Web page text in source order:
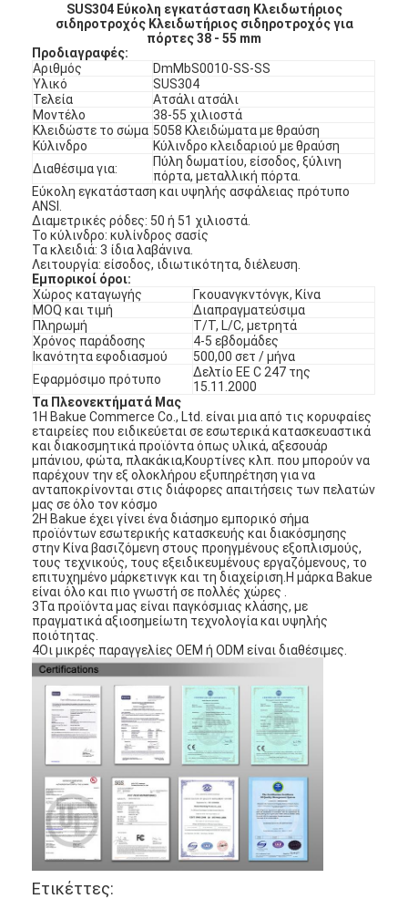
SUS304 Εύκολη εγκατάσταση Κλειδωτήριος
σιδηροτροχός Κλειδωτήριος σιδηροτροχός για
πόρτες 38 - 55 mm
Προδιαγραφές:
Αριθμός
DmMbS0010-SS-SS
Υλικό
SUS304
Τελεία
Ατσάλι ατσάλι
Μοντέλο
38-55 χιλιοστά
Κλειδώστε το σώμα 5058 Κλειδώματα με θραύση
Κύλινδρο
Κύλινδρο κλειδαριού με θραύση
Διαθέσιμα για:
Πύλη δωματίου, είσοδος, ξύλινη
πόρτα, μεταλλική πόρτα.
Εύκολη εγκατάσταση και υψηλής ασφάλειας πρότυπο
ANSI.
Διαμετρικές ρόδες: 50 ή 51 χιλιοστά.
Το κύλινδρο: κυλίνδρος σασίς
Τα κλειδιά: 3 ίδια λαβάνινα.
Λειτουργία: είσοδος, ιδιωτικότητα, διέλευση.
Εμπορικοί όροι:
Χώρος καταγωγής
Γκουανγκντόνγκ, Κίνα
MOQ και τιμή
Διαπραγματεύσιμα
Πληρωμή
Τ/Τ, L/C, μετρητά
Χρόνος παράδοσης
4-5 εβδομάδες
Ικανότητα εφοδιασμού
500,00 σετ / μήνα
Εφαρμόσιμο πρότυπο
Δελτίο ΕΕ C 247 της
15.11.2000
Τα Πλεονεκτήματά Μας
1Η Bakue Commerce Co., Ltd. είναι μια από τις κορυφαίες
εταιρείες που ειδικεύεται σε εσωτερικά κατασκευαστικά
και διακοσμητικά προϊόντα όπως υλικά, αξεσουάρ
μπάνιου, φώτα, πλακάκια,Κουρτίνες κλπ. που μπορούν να
παρέχουν την εξ ολοκλήρου εξυπηρέτηση για να
ανταποκρίνονται στις διάφορες απαιτήσεις των πελατών
μας σε όλο τον κόσμο
2Η Bakue έχει γίνει ένα διάσημο εμπορικό σήμα
προϊόντων εσωτερικής κατασκευής και διακόσμησης
στην Κίνα βασιζόμενη στους προηγμένους εξοπλισμούς,
τους τεχνικούς, τους εξειδικευμένους εργαζόμενους, το
επιτυχημένο μάρκετινγκ και τη διαχείριση.Η μάρκα Bakue
είναι όλο και πιο γνωστή σε πολλές χώρες .
3Τα προϊόντα μας είναι παγκόσμιας κλάσης, με
πραγματικά αξιοσημείωτη τεχνολογία και υψηλής
ποιότητας.
4Οι μικρές παραγγελίες OEM ή ODM είναι διαθέσιμες.
Ετικέττες: